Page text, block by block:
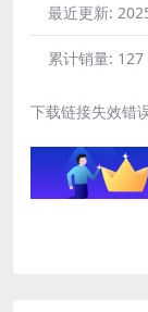
最近更新:
累计销量: 127
下载链接失效错